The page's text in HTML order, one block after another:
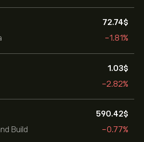
72.74‎$‎
-1.81%
1.03‎$‎
-2.82%
Build
590.42‎$‎
-0.77%